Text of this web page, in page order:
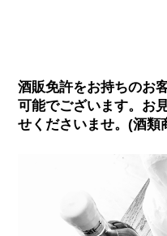
酒販免許をお持ちのお
可能でございます。お
せくださいませ。(酒類